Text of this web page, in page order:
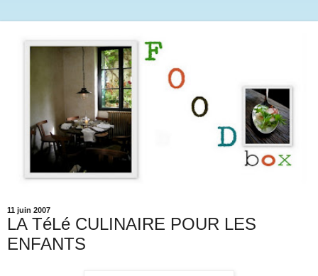
11 juin 2007
LA TéLé CULINAIRE POUR LES
ENFANTS